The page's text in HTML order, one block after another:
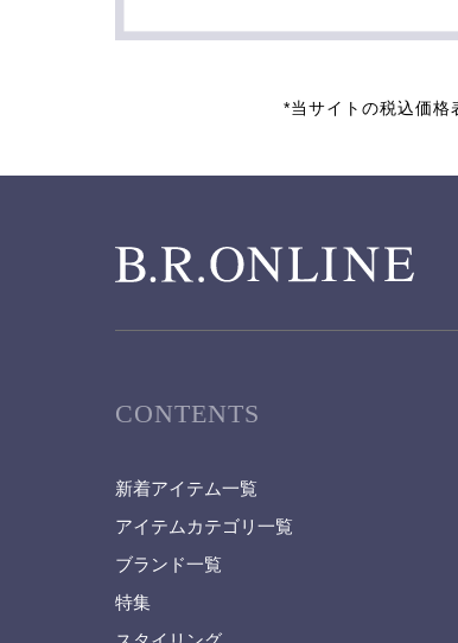
*当サイトの税込価格
CONTENTS
新着アイテム一覧
アイテムカテゴリ一覧
ブランド一覧
特集